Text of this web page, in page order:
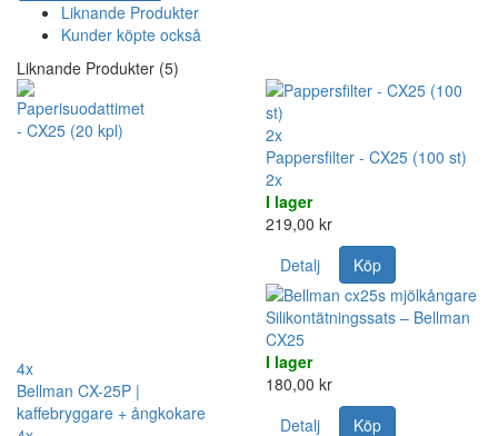
Liknande Produkter
Kunder köpte också
Liknande Produkter (5)
4x
Bellman CX-25P |
kaffebryggare + ångkokare
2x
Pappersfilter - CX25 (100 st)
2x
I lager
219,00 kr
Detalj
Köp
Silikontätningssats – Bellman
CX25
I lager
180,00 kr
Detalj
Köp